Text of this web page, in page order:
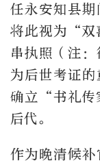
任永安知县
将此视为“双
串执照（注
为后世考证
确立“书礼传
后代。
作为晚清候